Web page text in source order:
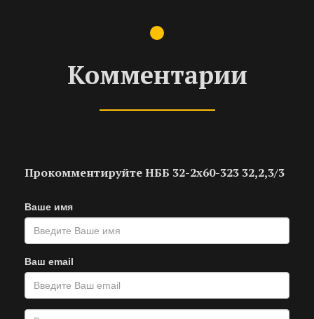
Комментарии
Прокомментируйте НББ 32-2х60-323 32,2,3/3
Ваше имя
Ваш email